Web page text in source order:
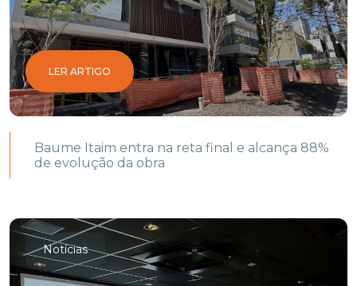
LER ARTIGO
Baume Itaim entra na reta final e alcança 88%
de evolução da obra
Notícias